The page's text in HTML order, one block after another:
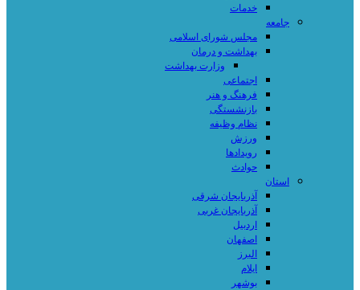
خدمات
جامعه
مجلس شورای اسلامی
بهداشت و درمان
وزارت بهداشت
اجتماعی
فرهنگ و هنر
بازنشستگی
نظام وظیفه
ورزش
رویدادها
حوادث
استان
آذربایجان شرقی
آذربایجان غربی
اردبیل
اصفهان
البرز
ایلام
بوشهر